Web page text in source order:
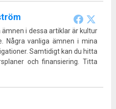
ämnen i dessa artiklar är kultur
Några vanliga ämnen i mina
Samtidigt kan du hitta
och finansiering. Titta